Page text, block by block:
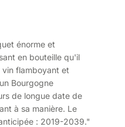
énorme et
en bouteille qu'il
flamboyant et
Bourgogne
de longue date de
à sa manière. Le
: 2019-2039."